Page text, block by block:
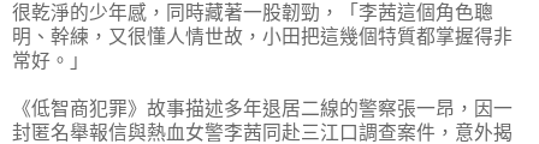
很乾淨的少年感，同時藏著一股韌勁，「李茜這個角色聰
明、幹練，又很懂人情世故，小田把這幾個特質都掌握得非
常好。」
《低智商犯罪》故事描述多年退居二線的警察張一昂，因一
封匿名舉報信與熱血女警李茜同赴三江口調查案件，意外揭